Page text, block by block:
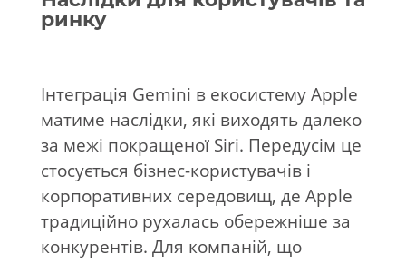
ринку
Інтеграція Gemini в екосистемуApple
матиме наслідки, які виходять далеко
за межі покращеної Siri. Передусім це
стосується бізнес-користувачів і
корпоративних середовищ, де Apple
традиційно рухалась обережніше за
конкурентів. Для компаній, що